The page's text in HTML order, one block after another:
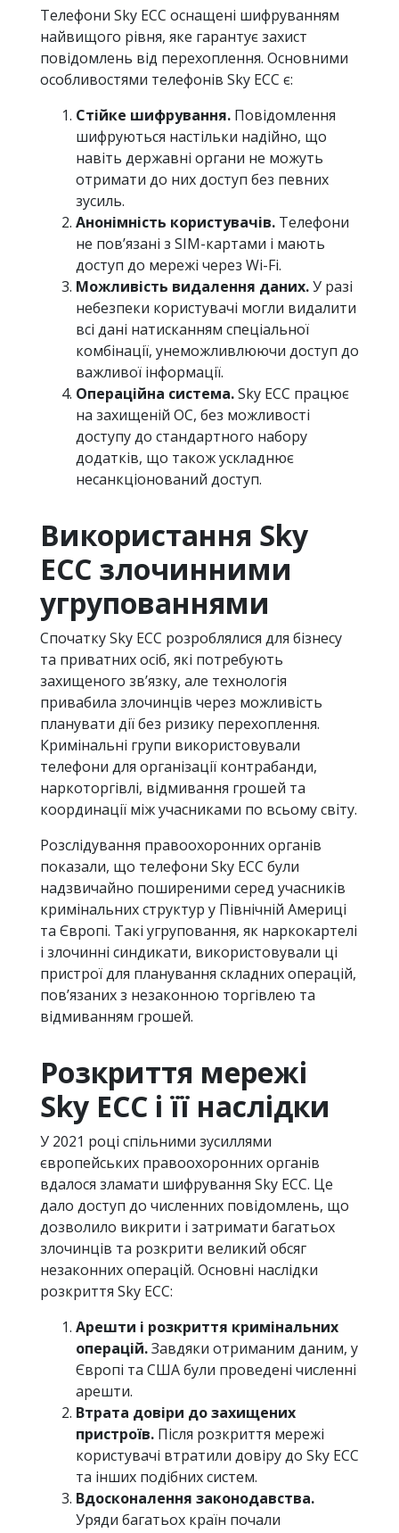
Телефони Sky ECC оснащені шифруванням
найвищого рівня, яке гарантує захист
повідомлень від перехоплення. Основними
особливостями телефонів Sky ECC є:
Стійке шифрування. Повідомлення
шифруються настільки надійно, що
навіть державні органи не можуть
отримати до них доступ без певних
зусиль.
Анонімність користувачів. Телефони
не пов’язані з SIM-картами і мають
доступ до мережі через Wi-Fi.
Можливість видалення даних.У разі
небезпеки користувачі могли видалити
всі дані натисканням спеціальної
комбінації, унеможливлюючи доступ до
важливої інформації.
Операційна система.Sky ECC працює
на захищеній ОС, без можливості
доступу до стандартного набору
додатків, що також ускладнює
несанкціонований доступ.
Використання Sky
ECC злочинними
угрупованнями
Спочатку Sky ECC розроблялися для бізнесу
та приватних осіб, які потребують
захищеного зв’язку, але технологія
привабила злочинців через можливість
планувати дії без ризику перехоплення.
Кримінальні групи використовували
телефони для організації контрабанди,
наркоторгівлі, відмивання грошей та
координації між учасниками по всьому світу.
Розслідування правоохоронних органів
показали, що телефони Sky ECC були
надзвичайно поширеними серед учасників
кримінальних структур у Північній Америці
та Європі. Такі угруповання, як наркокартелі
і злочинні синдикати, використовували ці
пристрої для планування складних операцій,
пов’язаних з незаконною торгівлею та
відмиванням грошей.
Розкриття мережі
Sky ECC і її наслідки
У 2021 році спільними зусиллями
європейських правоохоронних органів
вдалося зламати шифрування Sky ECC. Це
дало доступ до численних повідомлень, що
дозволило викрити і затримати багатьох
злочинців та розкрити великий обсяг
незаконних операцій. Основні наслідки
розкриття Sky ECC:
Арешти і розкриття кримінальних
операцій.Завдяки отриманим даним, у
Європі та США були проведені численні
арешти.
Втрата довіри до захищених
пристроїв. Після розкриття мережі
користувачі втратили довіру до Sky ECC
та інших подібних систем.
Вдосконалення законодавства.
Уряди багатьох країн почали